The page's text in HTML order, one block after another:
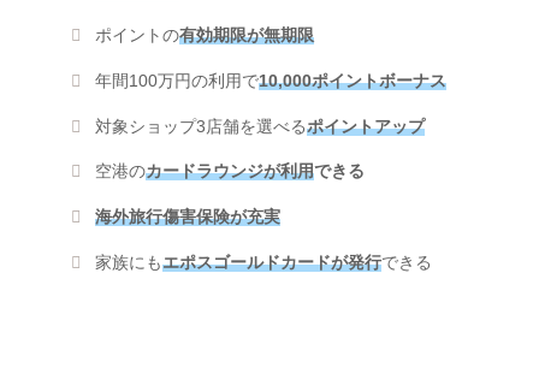
ポイントの有効期限が無期限
年間100万円の利用で10,000ポイントボーナス
対象ショップ3店舗を選べるポイントアップ
空港のカードラウンジが利用できる
海外旅行傷害保険が充実
家族にもエポスゴールドカードが発行できる